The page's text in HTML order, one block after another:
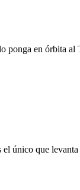
ponga en órbita al
único que